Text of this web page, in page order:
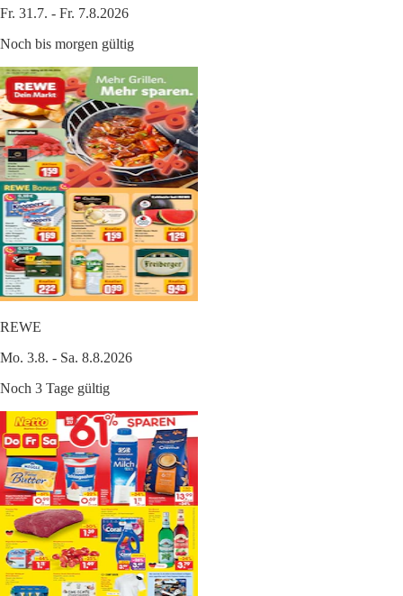
Fr. 31.7. - Fr. 7.8.2026
Noch bis morgen gültig
REWE
Mo. 3.8. - Sa. 8.8.2026
Noch 3 Tage gültig